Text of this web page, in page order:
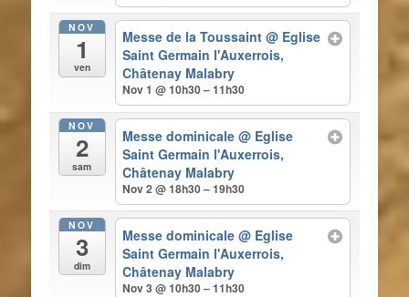
NOV
1
ven
Messe de la Toussaint@ Eglise
Saint Germain l'Auxerrois,
Châtenay Malabry
Nov 1 @ 10h30 – 11h30
NOV
2
sam
Messe dominicale@ Eglise
Saint Germain l'Auxerrois,
Châtenay Malabry
Nov 2 @ 18h30 – 19h30
NOV
3
dim
Messe dominicale@ Eglise
Saint Germain l'Auxerrois,
Châtenay Malabry
Nov 3 @ 10h30 – 11h30